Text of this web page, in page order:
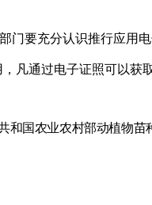
门要充分认识推行应用
凡通过电子证照可以获
和国农业农村部动植物苗